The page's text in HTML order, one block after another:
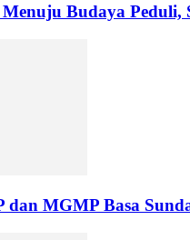
Budaya
dan MGMP Basa